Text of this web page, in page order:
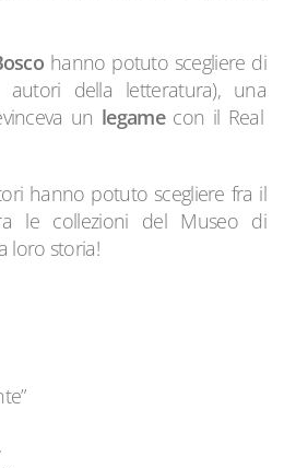
hanno potuto scegliere di
della letteratura), una
un legamecon il Real
hanno potuto scegliere fra il
le collezioni del Museo di
loro storia!